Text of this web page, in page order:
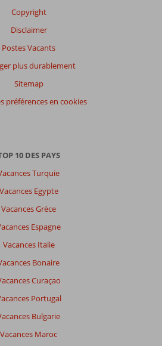
Copyright
Disclaimer
Postes Vacants
plus durablement
Sitemap
préférences en cookies
10 DES PAYS
Turquie
Vacances Egypte
Vacances Grèce
Espagne
Vacances Italie
Bonaire
Curaçao
Portugal
Bulgarie
Vacances Maroc